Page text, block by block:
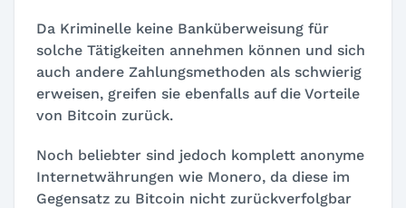
Da Kriminelle keine Banküberweisung für
solche Tätigkeiten annehmen können und sich
auch andere Zahlungsmethoden als schwierig
erweisen, greifen sie ebenfalls auf die Vorteile
von Bitcoin zurück.
Noch beliebter sind jedoch komplett anonyme
Internetwährungen wie Monero, da diese im
Gegensatz zu Bitcoin nicht zurückverfolgbar